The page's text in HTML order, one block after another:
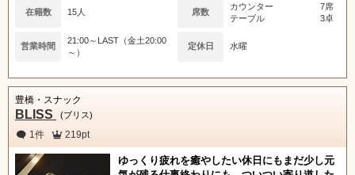
在籍数 15人 席数
カウンター
7席
テーブル
3卓
営業時間
21:00～LAST（金土20:00
～）
定休日 水曜
豊橋・スナック
BLISS (ブリス)
1件 219pt
ゆっくり疲れを癒やしたい休日にもまだ少し元